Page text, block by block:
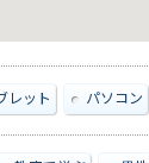
レット パソコン